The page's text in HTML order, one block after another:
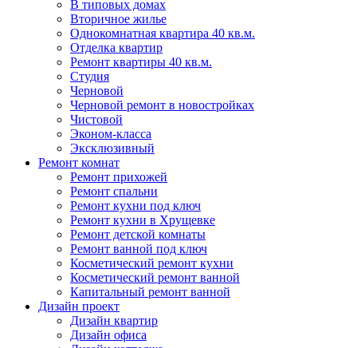
В типовых домах
Вторичное жилье
Однокомнатная квартира 40 кв.м.
Отделка квартир
Ремонт квартиры 40 кв.м.
Студия
Черновой
Черновой ремонт в новостройках
Чистовой
Эконом-класса
Эксклюзивный
Ремонт комнат
Ремонт прихожей
Ремонт спальни
Ремонт кухни под ключ
Ремонт кухни в Хрущевке
Ремонт детской комнаты
Ремонт ванной под ключ
Косметический ремонт кухни
Косметический ремонт ванной
Капитальный ремонт ванной
Дизайн проект
Дизайн квартир
Дизайн офиса